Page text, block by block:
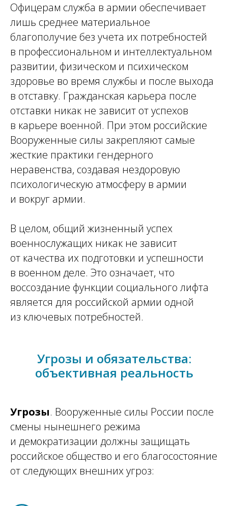
Офицерам служба в армии обеспечивает
лишь среднее материальное
благополучие без учета их потребностей
в профессиональном и интеллектуальном
развитии, физическом и психическом
здоровье во время службы и после выхода
в отставку. Гражданская карьера после
отставки никак не зависит от успехов
в карьере военной. При этом российские
Вооруженные силы закрепляют самые
жесткие практики гендерного
неравенства, создавая нездоровую
психологическую атмосферу в армии
и вокруг армии.
В целом, общий жизненный успех
военнослужащих никак не зависит
от качества их подготовки и успешности
в военном деле. Это означает, что
воссоздание функции социального лифта
является для российской армии одной
из ключевых потребностей.
Угрозы и обязательства:
объективная реальность
Угрозы. Вооруженные силы России после
смены нынешнего режима
и демократизации должны защищать
российское общество и его благосостояние
от следующих внешних угроз: